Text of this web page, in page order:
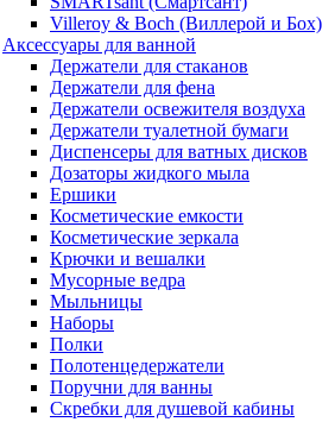
Villeroy & Boch (Виллерой и Бох)
Аксессуары для ванной
Держатели для стаканов
Держатели для фена
Держатели освежителя воздуха
Держатели туалетной бумаги
Диспенсеры для ватных дисков
Дозаторы жидкого мыла
Ершики
Косметические емкости
Косметические зеркала
Крючки и вешалки
Мусорные ведра
Мыльницы
Наборы
Полки
Полотенцедержатели
Поручни для ванны
Скребки для душевой кабины